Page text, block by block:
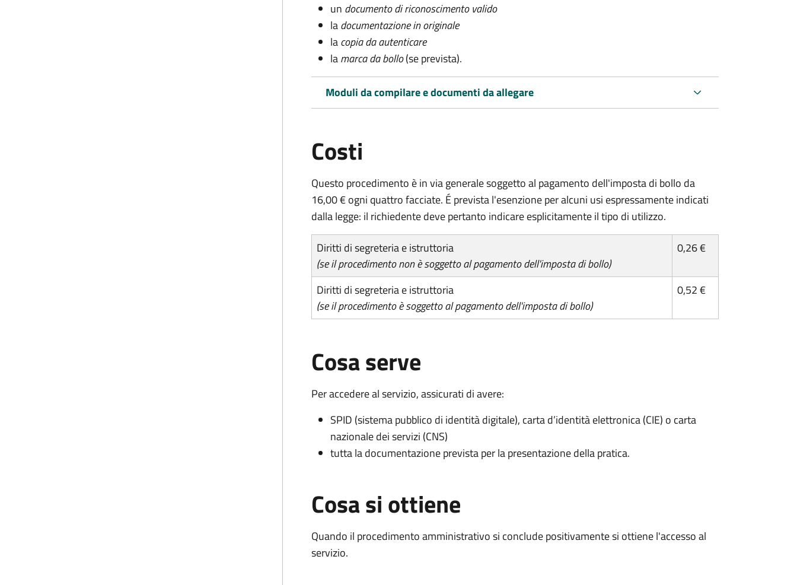
un documento di riconoscimento valido
ladocumentazione in originale
lacopia da autenticare
lamarca da bollo(se prevista).
Moduli da compilare e documenti da allegare
Costi
Questo procedimento è in via generale soggetto al pagamento dell'imposta di bollo da
16,00 € ogni quattro facciate. É prevista l'esenzione per alcuni usi espressamente indicati
dalla legge: il richiedente deve pertanto indicare esplicitamente il tipo di utilizzo.
Diritti di segreteria e istruttoria
(se il procedimento non è soggetto al pagamento dell'imposta di bollo)
0,26 €
Diritti di segreteria e istruttoria
(se il procedimento è soggetto al pagamento dell'imposta di bollo)
0,52 €
Cosa serve
Per accedere al servizio, assicurati di avere:
SPID (sistema pubblico di identità digitale), carta d’identità elettronica (CIE) o carta
nazionale dei servizi (CNS)
tutta la documentazione prevista per la presentazione della pratica.
Cosa si ottiene
Quando il procedimento amministrativo si conclude positivamente si ottiene l'accesso al
servizio.